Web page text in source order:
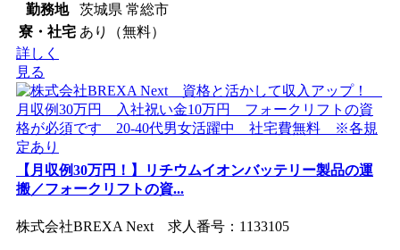
勤務地
茨城県 常総市
寮・社宅 あり（無料）
詳しく
見る
【月収例30万円！】リチウムイオンバッテリー製品の運
搬／フォークリフトの資...
株式会社BREXA Next 求人番号：1133105